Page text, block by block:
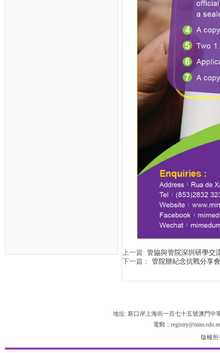
上一篇: 管協與管院深圳研學交
下一篇： 管院辦紀念抗戰分享
地址: 新口岸上海街一百七十五號澳門中
電郵：
版權